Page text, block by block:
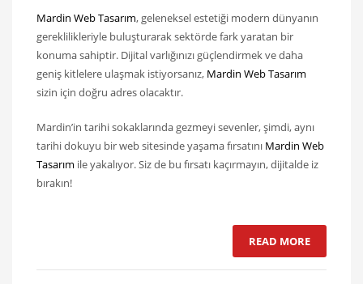
Mardin Web Tasarım, geleneksel estetiği modern dünyanın
gereklilikleriyle buluşturarak sektörde fark yaratan bir
konuma sahiptir. Dijital varlığınızı güçlendirmek ve daha
geniş kitlelere ulaşmak istiyorsanız, Mardin Web Tasarım
sizin için doğru adres olacaktır.
Mardin’in tarihi sokaklarında gezmeyi sevenler, şimdi, aynı
tarihi dokuyu bir web sitesinde yaşama fırsatını Mardin Web
Tasarım ile yakalıyor. Siz de bu fırsatı kaçırmayın, dijitalde iz
bırakın!
READ MORE